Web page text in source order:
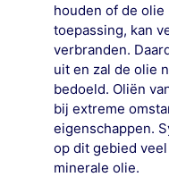
houden of de
toepassing, kan
verbranden.
uit en zal de olie
bedoeld. Oliën
bij extreme
eigenschappen.
op dit gebied
minerale olie.